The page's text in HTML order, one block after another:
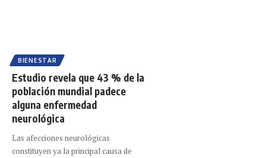
BIENESTAR
Estudio revela que 43 % de la
población mundial padece
alguna enfermedad
neurológica
Las afecciones neurológicas
constituyen ya la principal causa de